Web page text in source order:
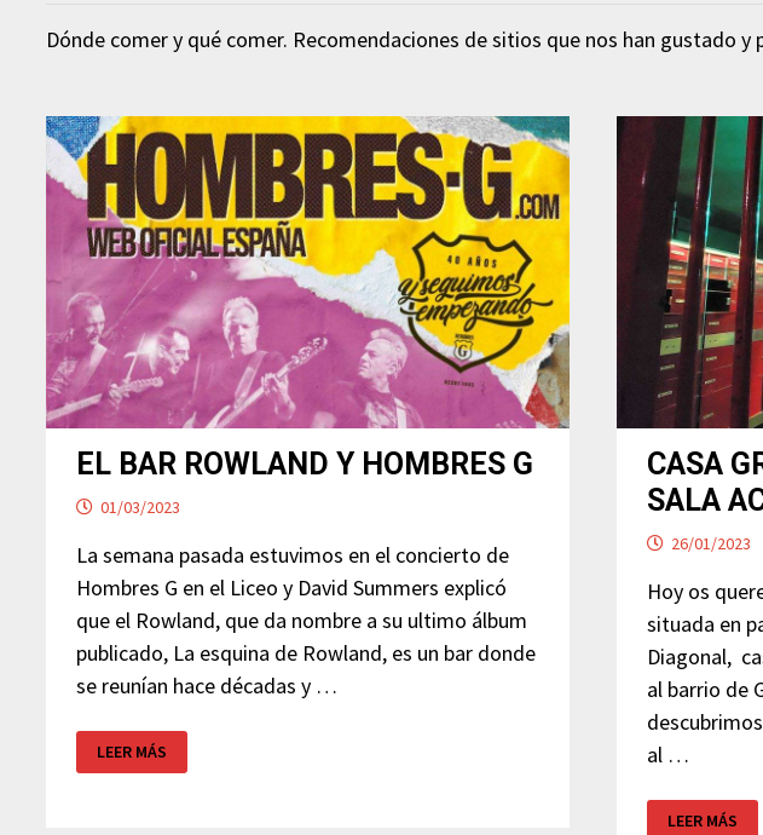
Dónde comer y qué comer. Recomendaciones de sitios que nos han gustado y
EL BAR ROWLAND Y HOMBRES G
01/03/2023
La semana pasada estuvimos en el concierto de
Hombres G en el Liceo y David Summers explicó
que el Rowland, que da nombre a su ultimo álbum
publicado, La esquina de Rowland, es un bar donde
se reunían hace décadas y …
EL
BAR
ROWLAND
LEER MÁS
CASA
SALA
26/01/2023
Hoy os
situada en
Diagonal,
al barrio de
al …
CASA
GRACIA
LEER MÁS